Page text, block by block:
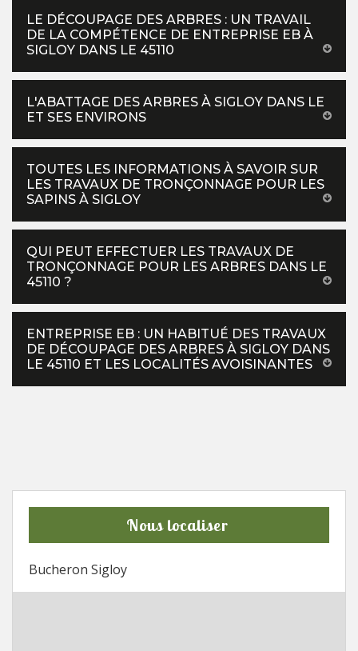
LE DÉCOUPAGE DES ARBRES : UN TRAVAIL
DE LA COMPÉTENCE DE ENTREPRISE EB À
SIGLOY DANS LE 45110
L'ABATTAGE DES ARBRES À SIGLOY DANS LE
ET SES ENVIRONS
TOUTES LES INFORMATIONS À SAVOIR SUR
LES TRAVAUX DE TRONÇONNAGE POUR LES
SAPINS À SIGLOY
QUI PEUT EFFECTUER LES TRAVAUX DE
TRONÇONNAGE POUR LES ARBRES DANS LE
45110 ?
ENTREPRISE EB : UN HABITUÉ DES TRAVAUX
DE DÉCOUPAGE DES ARBRES À SIGLOY DANS
LE 45110 ET LES LOCALITÉS AVOISINANTES
Nous localiser
Bucheron Sigloy